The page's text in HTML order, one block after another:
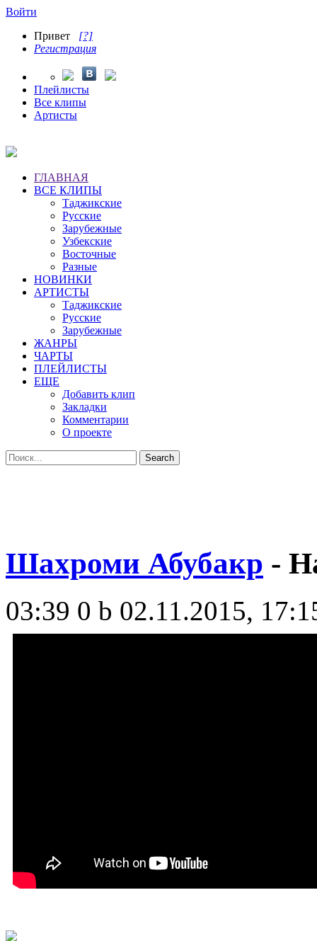
Войти
Привет [?]
Регистрация
Плейлисты
Все клипы
Артисты
ГЛАВНАЯ
ВСЕ КЛИПЫ
Таджикские
Русские
Зарубежные
Узбекские
Восточные
Разные
НОВИНКИ
АРТИСТЫ
Таджикские
Русские
Зарубежные
ЖАНРЫ
ЧАРТЫ
ПЛЕЙЛИСТЫ
ЕЩЕ
Добавить клип
Закладки
Комментарии
О проекте
Шахроми Абубакр -
03:39 0 b 02.11.2015,